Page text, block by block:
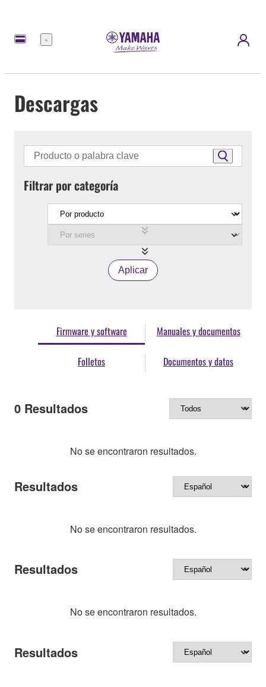
Menú
Descargas
Filtrar por categoría
Aplicar
Firmware y software Manuales y documentos
Folletos Documentos y datos
0 Resultados
No se encontraron resultados.
Resultados
No se encontraron resultados.
Resultados
No se encontraron resultados.
Resultados